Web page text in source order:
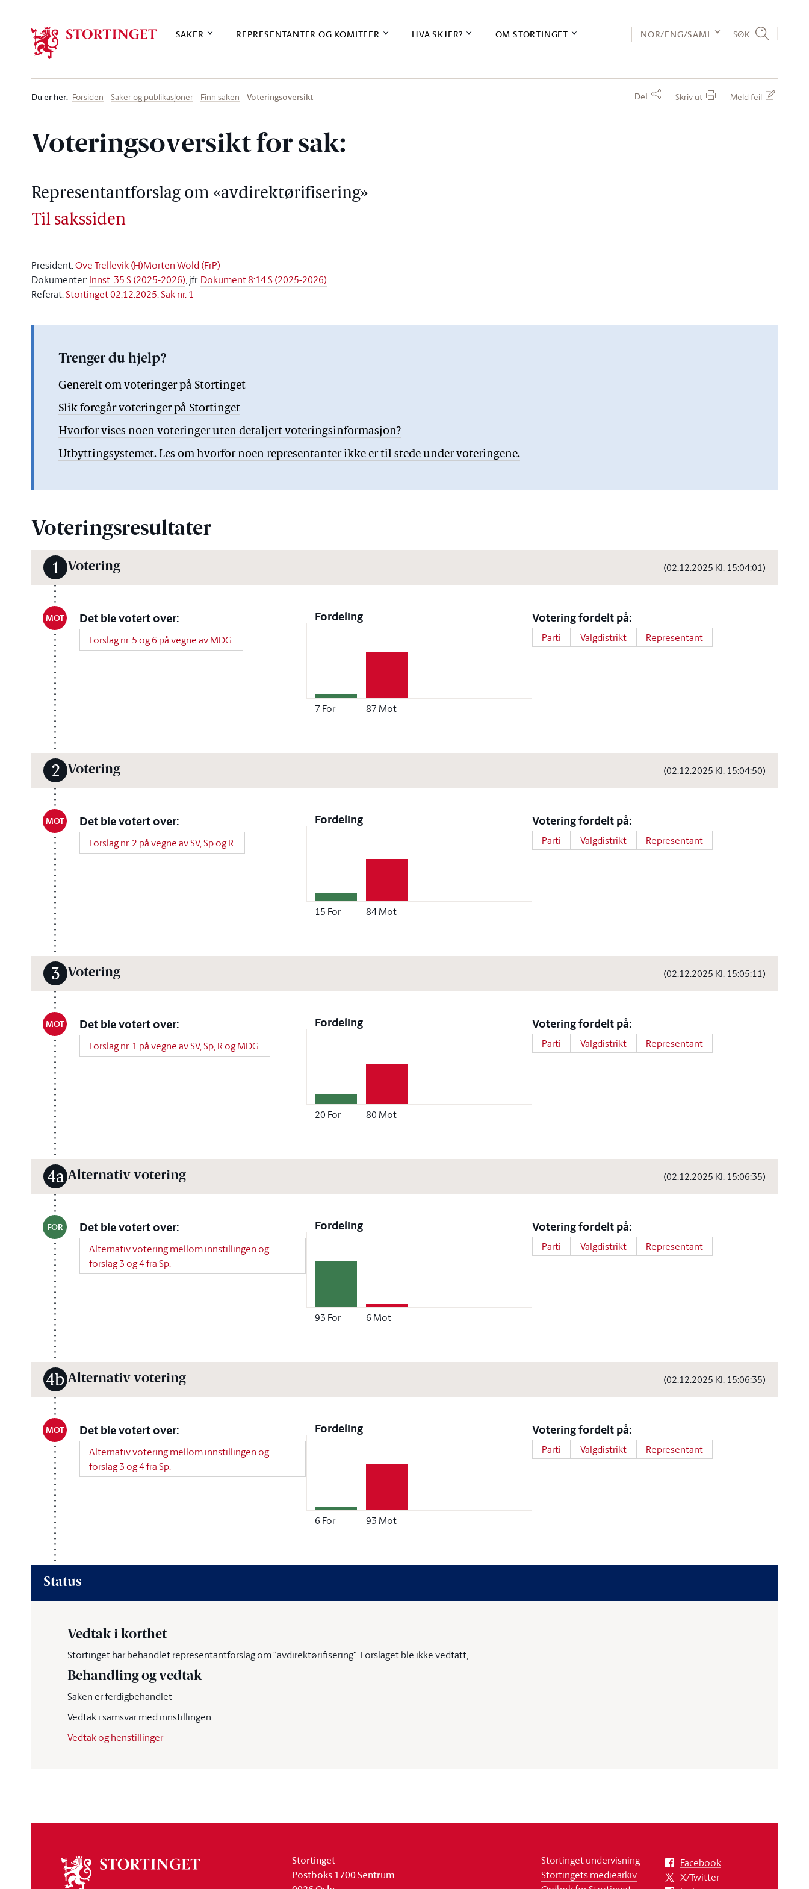
SAKER REPRESENTANTER OG KOMITEER HVA SKJER? OM STORTINGET NOR/ENG/SÁMI SØK
Du er her: Forsiden Saker og publikasjoner Finn saken Voteringsoversikt Del Skriv ut Meld feil
Voteringsoversikt for sak:
Representantforslag om «avdirektørifisering»
Til sakssiden
President:Ove Trellevik (H)Morten Wold (FrP)
Dokumenter:Innst. 35 S (2025-2026), jfr.Dokument 8:14 S (2025-2026)
Referat:Stortinget 02.12.2025. Sak nr. 1
Trenger du hjelp?
Generelt om voteringer på Stortinget
Slik foregår voteringer på Stortinget
Hvorfor vises noen voteringer uten detaljert voteringsinformasjon?
Utbyttingsystemet. Les om hvorfor noen representanter ikke er til stede under voteringene.
Voteringsresultater
1 Votering (02.12.2025 Kl. 15:04:01)
MOT Det ble votert over:
Forslag nr. 5 og 6 på vegne av MDG.
Fordeling
7 For 87 Mot
Votering fordelt på:
Parti Valgdistrikt Representant
2 Votering (02.12.2025 Kl. 15:04:50)
MOT Det ble votert over:
Forslag nr. 2 på vegne av SV, Sp og R.
Fordeling
15 For 84Mot
Votering fordelt på:
Parti Valgdistrikt Representant
3 Votering (02.12.2025 Kl. 15:05:11)
MOT Det ble votert over:
Forslag nr. 1 på vegne av SV, Sp, R og MDG.
Fordeling
20 For 80 Mot
Votering fordelt på:
Parti Valgdistrikt Representant
4a Alternativ votering (02.12.2025 Kl. 15:06:35)
FOR Det ble votert over:
Alternativ votering mellom innstillingen og
forslag 3 og 4 fra Sp.
Fordeling
93 For 6 Mot
Votering fordelt på:
Parti Valgdistrikt Representant
4b Alternativ votering (02.12.2025 Kl. 15:06:35)
MOT Det ble votert over:
Alternativ votering mellom innstillingen og
forslag 3 og 4 fra Sp.
Fordeling
6 For 93 Mot
Votering fordelt på:
Parti Valgdistrikt Representant
Status
Vedtak i korthet
Stortinget har behandlet representantforslag om "avdirektørifisering". Forslaget ble ikke vedtatt,
Behandling og vedtak
Saken er ferdigbehandlet
Vedtak i samsvar med innstillingen
Vedtak og henstillinger
stortinget
Stortinget
Postboks 1700 Sentrum
Stortinget undervisning
Stortingets mediearkiv
Facebook
X/Twitter